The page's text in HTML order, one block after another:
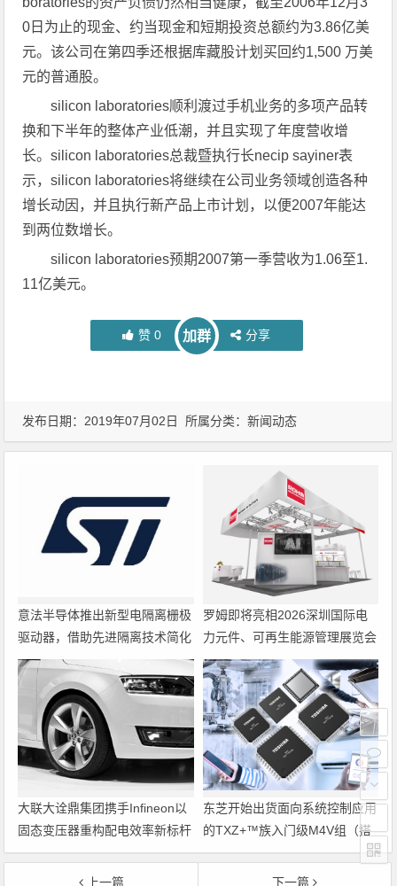
0日为止的现金、约当现金和短期投资总额约为3.86亿美
元。该公司在第四季还根据库藏股计划买回约1,500 万美
元的普通股。
silicon laboratories顺利渡过手机业务的多项产品转
换和下半年的整体产业低潮，并且实现了年度营收增
长。silicon laboratories总裁暨执行长necip sayiner表
示，silicon laboratories将继续在公司业务领域创造各种
增长动因，并且执行新产品上市计划，以便2007年能达
到两位数增长。
silicon laboratories预期2007第一季营收为1.06至1.
11亿美元。
赞 0 加群 分享
发布日期：2019年07月02日 所属分类：新闻动态
意法半导体推出新型电隔离栅极
驱动器，借助先进隔离技术简化
电源设计
罗姆即将亮相2026深圳国际电
力元件、可再生能源管理展览会
暨研讨会
大联大诠鼎集团携手Infineon以
固态变压器重构配电效率新标杆
东芝开始出货面向系统控制应用
的TXZ+™族入门级M4V组（搭
载Arm Cortex‑M4内核的标准微
控制器）工程样品
上一篇 下一篇